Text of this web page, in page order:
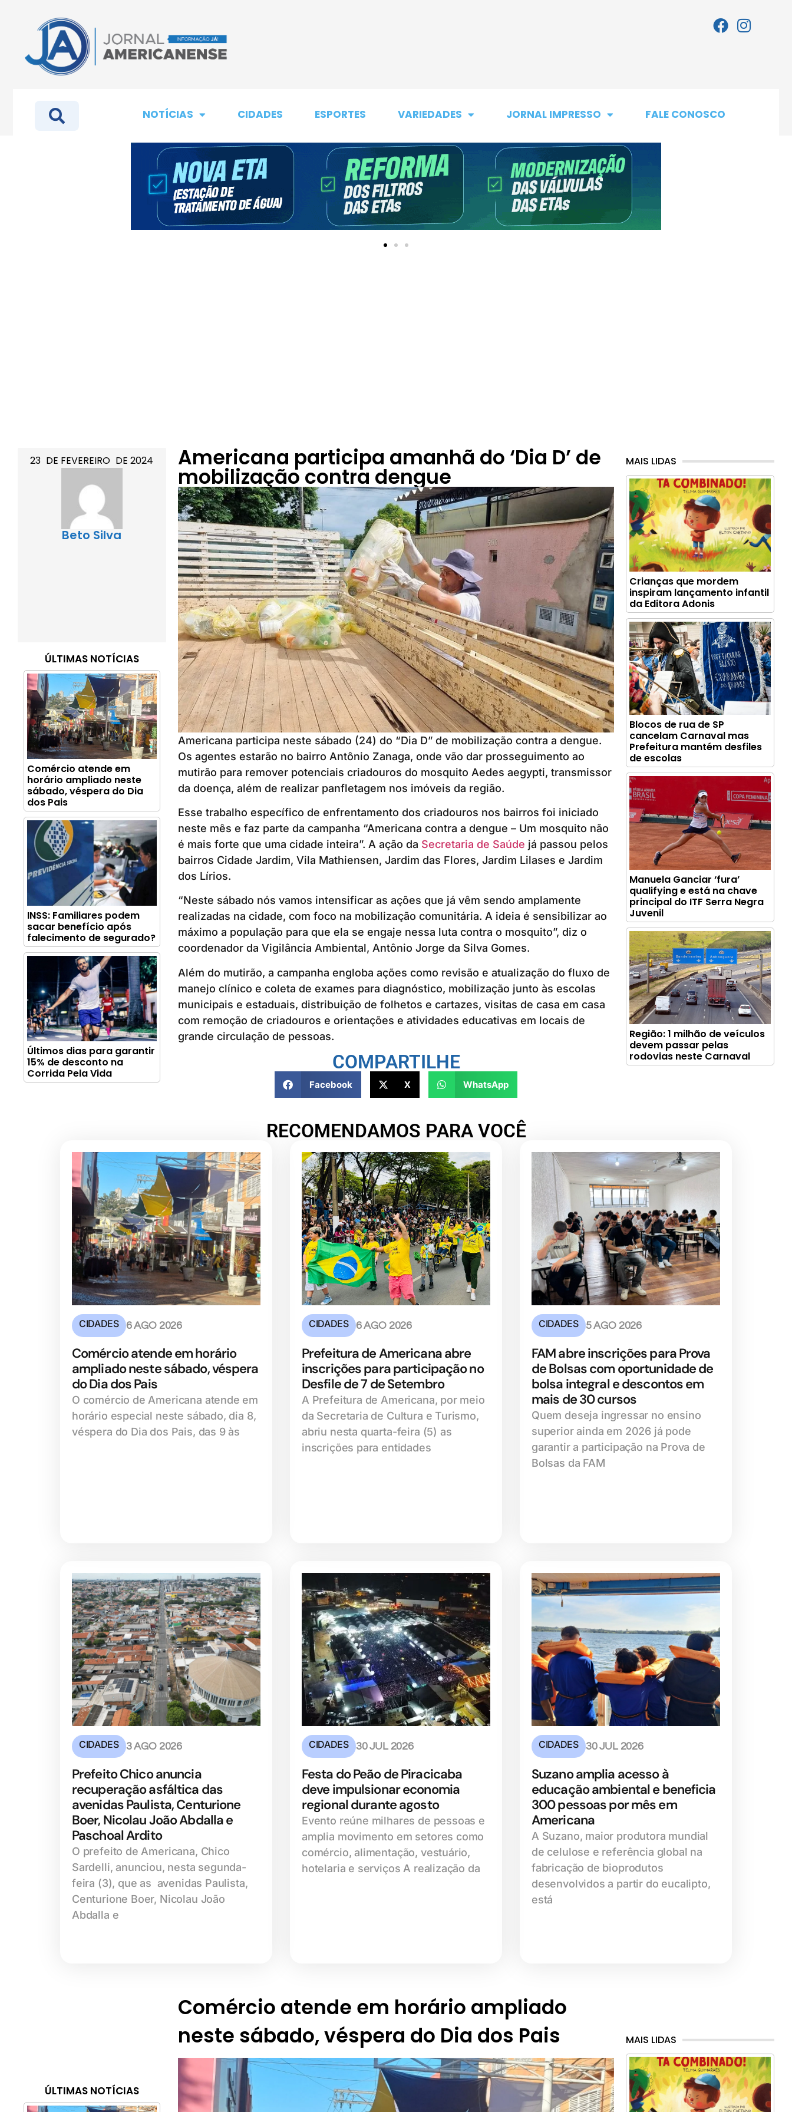
NOTÍCIAS CIDADES ESPORTES VARIEDADES JORNAL IMPRESSO FALE CONOSCO
23 DE FEVEREIRO DE2024
Beto Silva
ÚLTIMAS NOTÍCIAS
Comércio atende em
horário ampliado neste
sábado, véspera do Dia
dos Pais
INSS: Familiares podem
sacar benefício após
falecimento de segurado?
Últimos dias para garantir
15% de desconto na
Corrida Pela Vida
Americana participa amanhã do ‘Dia D’ de
mobilização contra dengue
Americana participa neste sábado (24) do “Dia D” de mobilização contra a dengue.
Os agentes estarão no bairro Antônio Zanaga, onde vão dar prosseguimento ao
mutirão para remover potenciais criadouros do mosquito Aedes aegypti, transmissor
da doença, além de realizar panfletagem nos imóveis da região.
Esse trabalho específico de enfrentamento dos criadouros nos bairros foi iniciado
neste mês e faz parte da campanha “Americana contra a dengue – Um mosquito não
é mais forte que uma cidade inteira”. A ação da Secretaria de Saúde já passou pelos
bairros Cidade Jardim, Vila Mathiensen, Jardim das Flores, Jardim Lilases e Jardim
dos Lírios.
“Neste sábado nós vamos intensificar as ações que já vêm sendo amplamente
realizadas na cidade, com foco na mobilização comunitária. A ideia é sensibilizar ao
máximo a população para que ela se engaje nessa luta contra o mosquito”, diz o
coordenador da Vigilância Ambiental, Antônio Jorge da Silva Gomes.
Além do mutirão, a campanha engloba ações como revisão e atualização do fluxo de
manejo clínico e coleta de exames para diagnóstico, mobilização junto às escolas
municipais e estaduais, distribuição de folhetos e cartazes, visitas de casa em casa
com remoção de criadouros e orientações e atividades educativas em locais de
grande circulação de pessoas.
COMPARTILHE
Facebook X WhatsApp
MAIS LIDAS
Crianças que mordem
inspiram lançamento infantil
da Editora Adonis
Blocos de rua de SP
cancelam Carnaval mas
Prefeitura mantém desfiles
de escolas
Manuela Ganciar ‘fura’
qualifying e está na chave
principal do ITF Serra Negra
Juvenil
Região: 1 milhão de veículos
devem passar pelas
rodovias neste Carnaval
RECOMENDAMOS PARA VOCÊ
CIDADES 6 AGO 2026
Comércio atende em horário
ampliado neste sábado, véspera
do Dia dos Pais
O comércio de Americana atende em
horário especial neste sábado, dia 8,
véspera do Dia dos Pais, das 9 às
CIDADES 6 AGO 2026
Prefeitura de Americana abre
inscrições para participação no
Desfile de 7 de Setembro
A Prefeitura de Americana, por meio
da Secretaria de Cultura e Turismo,
abriu nesta quarta-feira (5) as
inscrições para entidades
CIDADES 5 AGO 2026
FAM abre inscrições para Prova
de Bolsas com oportunidade de
bolsa integral e descontos em
mais de 30 cursos
Quem deseja ingressar no ensino
superior ainda em 2026 já pode
garantir a participação na Prova de
Bolsas da FAM
CIDADES 3 AGO 2026
Prefeito Chico anuncia
recuperação asfáltica das
avenidas Paulista, Centurione
Boer, Nicolau João Abdalla e
Paschoal Ardito
O prefeito de Americana, Chico
Sardelli, anunciou, nesta segunda-
feira (3), que as avenidas Paulista,
Centurione Boer, Nicolau João
Abdalla e
CIDADES 30 JUL 2026
Festa do Peão de Piracicaba
deve impulsionar economia
regional durante agosto
Evento reúne milhares de pessoas e
amplia movimento em setores como
comércio, alimentação, vestuário,
hotelaria e serviços A realização da
CIDADES 30 JUL 2026
Suzano amplia acesso à
educação ambiental e beneficia
300 pessoas por mês em
Americana
A Suzano, maior produtora mundial
de celulose e referência global na
fabricação de bioprodutos
desenvolvidos a partir do eucalipto,
está
ÚLTIMAS NOTÍCIAS
Comércio atende em horário ampliado
neste sábado, véspera do Dia dos Pais
MAIS LIDAS